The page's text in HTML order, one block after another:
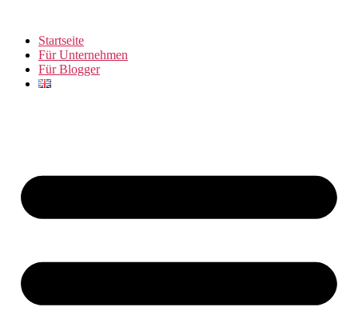
springenStartseite
Für Unternehmen
Für Blogger